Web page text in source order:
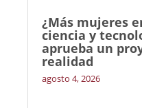
¿Más mujeres
ciencia y
aprueba un
realidad
agosto 4, 2026